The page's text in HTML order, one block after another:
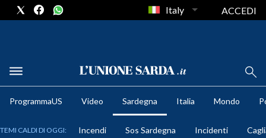
METEO
Italy ACCEDI
ProgrammaUS Video Sardegna Italia Mondo
TEMI CALDI DI OGGI: Incendi Sos Sardegna Incidenti